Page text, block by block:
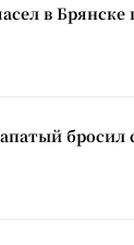
в Брянске
бросил